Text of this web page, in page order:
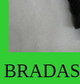
BRADAS